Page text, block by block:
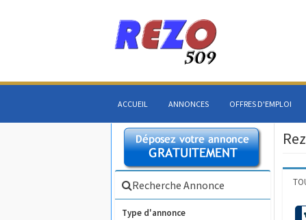
ACCUEIL ANNONCES OFFRES D'EMPLOI
Recherche Annonce
Type d'annonce